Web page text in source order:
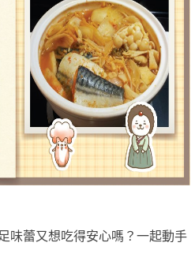
味蕾又想吃得安心嗎？一起動手